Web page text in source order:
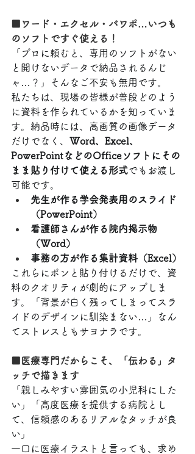
■ワード・エクセル・パワポ…いつも
のソフトですぐ使える！
「プロに頼むと、専用のソフトがない
と開けないデータで納品されるんじ
ゃ…？」そんなご不安も無用です。
私たちは、現場の皆様が普段どのよう
に資料を作られているかを知っていま
す。納品時には、高画質の画像データ
だけでなく、 Word、Excel、
PowerPointなどのOfficeソフトにその
まま貼り付けて使える形式でもお渡し
可能です。
先生が作る学会発表用のスライド
（PowerPoint）
看護師さんが作る院内掲示物
（Word）
事務の方が作る集計資料（Excel）
これらにポンと貼り付けるだけで、資
料のクオリティが劇的にアップしま
す。「背景が白く残ってしまってスラ
イドのデザインに馴染まない…」なん
てストレスともサヨナラです。
■医療専門だからこそ、「伝わる」タ
ッチで描きます
「親しみやすい雰囲気の小児科にした
い」「高度医療を提供する病院とし
て、信頼感のあるリアルなタッチが良
い」
一口に医療イラストと言っても、求め